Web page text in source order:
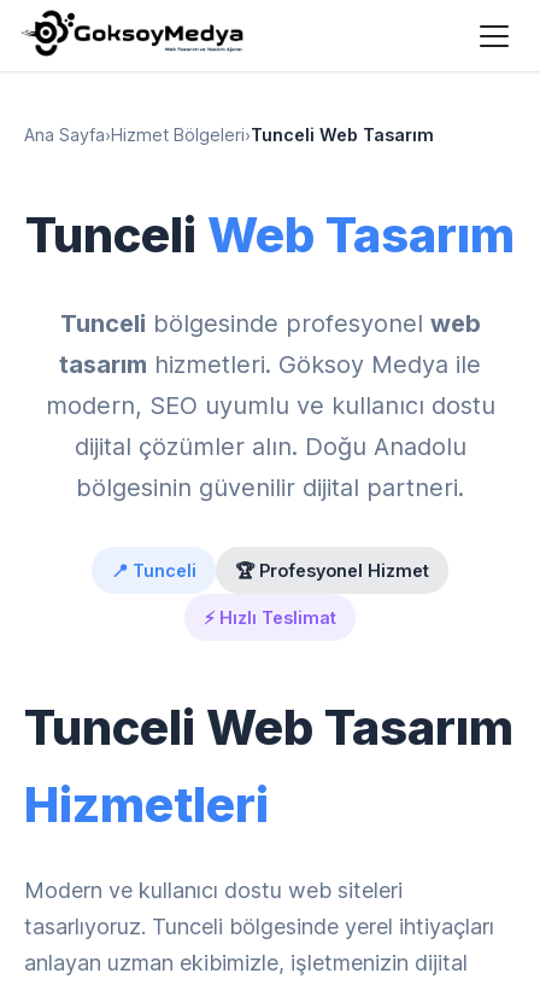
Ana Sayfa›Hizmet Bölgeleri›Tunceli Web Tasarım
Tunceli Web Tasarım
Tunceli bölgesinde profesyonel web
tasarım hizmetleri. Göksoy Medya ile
modern, SEO uyumlu ve kullanıcı dostu
dijital çözümler alın. Doğu Anadolu
bölgesinin güvenilir dijital partneri.
📍 Tunceli 🏆 Profesyonel Hizmet
⚡ Hızlı Teslimat
Tunceli Web Tasarım
Hizmetleri
Modern ve kullanıcı dostu web siteleri
tasarlıyoruz. Tunceli bölgesinde yerel ihtiyaçları
anlayan uzman ekibimizle, işletmenizin dijital